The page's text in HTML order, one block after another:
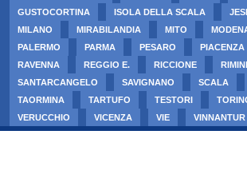
GUSTOCORTINA
ISOLA DELLA SCALA JESI
MILANO
MIRABILANDIA MITO
PALERMO
PARMA PESARO PIACENZA
RAVENNA
REGGIO E. RICCIONE RIMINI
SANTARCANGELO
SAVIGNANO SCALA
TAORMINA
TARTUFO TESTORI
VERUCCHIO
VICENZA VIE VINNANTUR